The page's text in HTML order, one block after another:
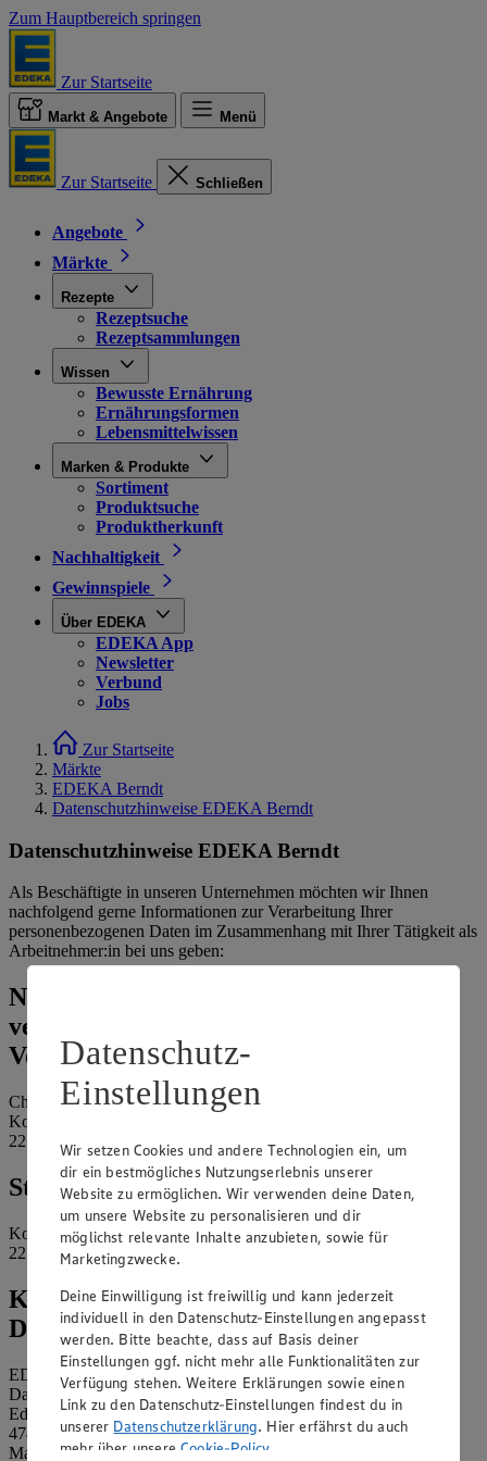
Zum Hauptbereich springen
Zur Startseite
Markt & Angebote Menü
Zur Startseite Schließen
Angebote
Märkte
Rezepte
Rezeptsuche
Rezeptsammlungen
Wissen
Bewusste Ernährung
Ernährungsformen
Lebensmittelwissen
Marken & Produkte
Sortiment
Produktsuche
Produktherkunft
Nachhaltigkeit
Gewinnspiele
Über EDEKA
EDEKA App
Newsletter
Verbund
Jobs
Zur Startseite
Märkte
EDEKA Berndt
Datenschutzhinweise EDEKA Berndt
Datenschutzhinweise EDEKA Berndt
Als Beschäftigte in unseren Unternehmen möchten wir Ihnen
nachfolgend gerne Informationen zur Verarbeitung Ihrer
personenbezogenen Daten im Zusammenhang mit Ihrer Tätigkeit als
Arbeitnehmer:in bei uns geben:
Name und Kontaktdaten der
verantwortlichen Stelle und ggf. deren
Vertretung:
Christian Berndt e.K.
Koppelstraße 47-49
22529 Hamburg
Standort des Marktes:
Koppelstraße 47-49
22529 Hamburg
Kontaktdaten des betrieblichen
Datenschutzbeauftragten:
EDEKA Nordwest Stiftung & Co. KG
Datenschutzbeauftragter
Edekaplatz 1
47445 Moers
Mail:
nw_datenschutz@edeka.de
Datenschutz-
Einstellungen
Wir setzen Cookies und andere Technologien ein, um
dir ein bestmögliches Nutzungserlebnis unserer
Website zu ermöglichen. Wir verwenden deine Daten,
um unsere Website zu personalisieren und dir
möglichst relevante Inhalte anzubieten, sowie für
Marketingzwecke.
Deine Einwilligung ist freiwillig und kann jederzeit
individuell in den Datenschutz-Einstellungen angepasst
werden. Bitte beachte, dass auf Basis deiner
Einstellungen ggf. nicht mehr alle Funktionalitäten zur
Verfügung stehen. Weitere Erklärungen sowie einen
Link zu den Datenschutz-Einstellungen findest du in
unserer Datenschutzerklärung. Hier erfährst du auch
mehr über unsereCookie-Policy.